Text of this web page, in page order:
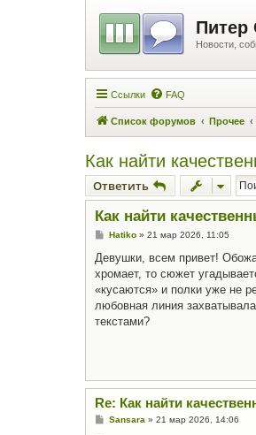
Питер
Новости,
Ссылки FAQ
Список форумов Прочее
Как найти
Ответить
Как найти
С
о
щ
е
н
и
е
Hatiko» 21 мар 2026, 11:05
Девушки, всем привет!
хромает, то сюжет
«кусаются» и полки уже не
любовная линия
текстами?
Re: Как найти
СSansara » 21 мар 2026, 14:06